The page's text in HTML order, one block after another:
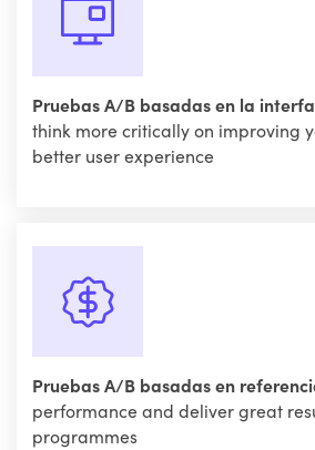
Pruebas A/B basadas en la
think more critically on improving
better user experience
Pruebas A/B basadas en
performance and deliver great
programmes